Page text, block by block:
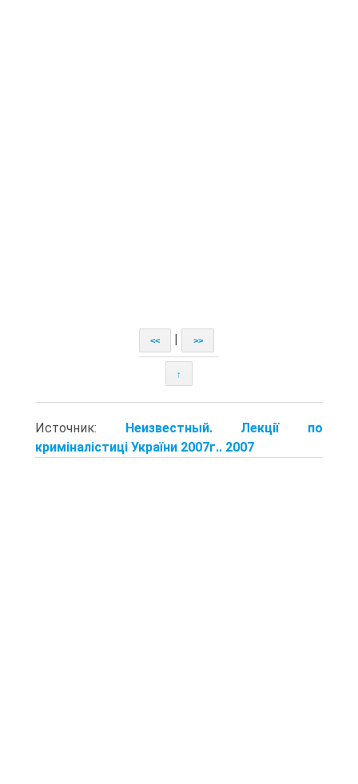
<< >>
↑
Источник: Неизвестный. Лекції по
криміналістиці України 2007г.. 2007